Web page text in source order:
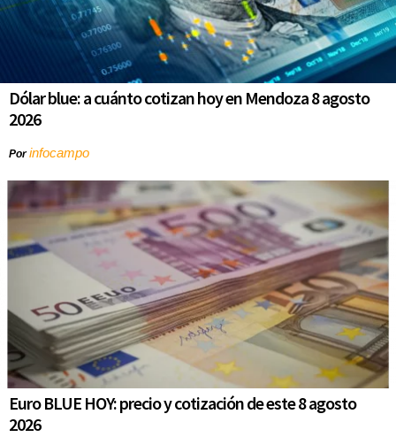
Dólar blue: a cuánto cotizan hoy en Mendoza 8 agosto
2026
Porinfocampo
Euro BLUE HOY: precio y cotización de este 8 agosto
2026